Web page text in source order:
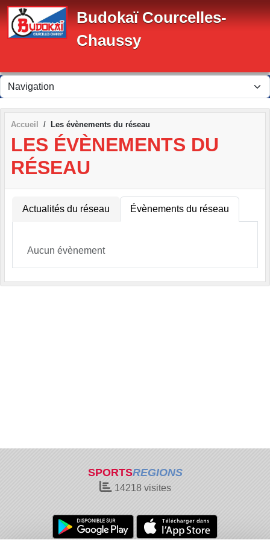
Budokaï Courcelles-
Chaussy
Accueil Les évènements du réseau
LES ÉVÈNEMENTS DU
RÉSEAU
Actualités du réseau Évènements du réseau
Aucun évènement
SPORTSREGIONS
14218visites
Panneau de gestion des cookies